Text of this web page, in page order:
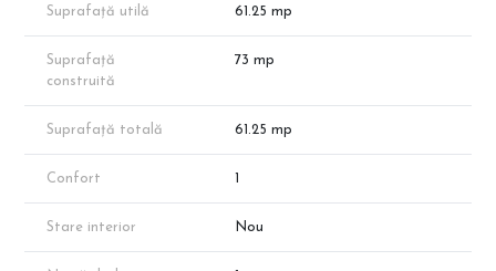
Dotări și finisaje interioare:
Pardoseli ceramice: holuri, băi, bucătărie
Parchet laminat 8 mm în camere
Faianță: baie (până la 2,1 m) și bucătărie (60 cm între blaturi)
Ușă metalică la intrare Pinum Blindo/Unison
Lift electric (4-6 persoane)
Balustrade din inox în spațiile comune
Instalații:
Suprafață utilă 61.25 mp
Suprafață
construită
73 mp
Suprafață totală 61.25 mp
Confort 1
Stare interior Nou